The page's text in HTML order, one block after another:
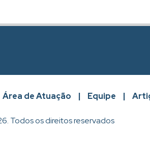
Área de Atuação | Equipe |
Todos os direitos reservados